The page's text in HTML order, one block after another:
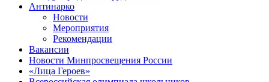
Антинарко
Новости
Мероприятия
Рекомендации
Вакансии
Новости Минпросвещения России
«Лица Героев»